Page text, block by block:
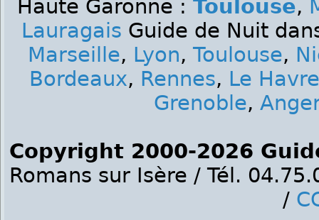
Haute Garonne : Toulouse,
Lauragais Guide de Nuit
Marseille, Lyon, Toulouse,
Bordeaux, Rennes, Le Havre
Grenoble,
Copyright 2000-2026
Romans sur Isère / Tél.
/